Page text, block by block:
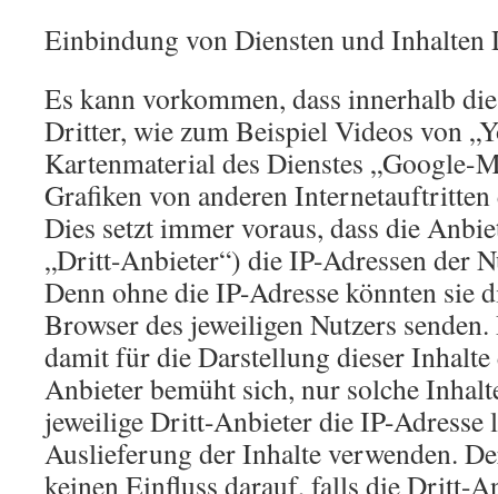
Einbindung von Diensten und Inhalten
Es kann vorkommen, dass innerhalb
Dritter, wie zum Beispiel Videos von
Kartenmaterial des Dienstes „Google-
Grafiken von anderen Internetauftritten
Dies setzt immer voraus, dass die
„Dritt-Anbieter“) die IP-Adressen der
Denn ohne die IP-Adresse könnten sie
Browser des jeweiligen Nutzers
damit für die Darstellung dieser
Anbieter bemüht sich, nur solche
jeweilige Dritt-Anbieter die IP-Adresse
Auslieferung der Inhalte verwenden.
keinen Einfluss darauf, falls die Dritt-